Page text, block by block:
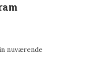
nuværende